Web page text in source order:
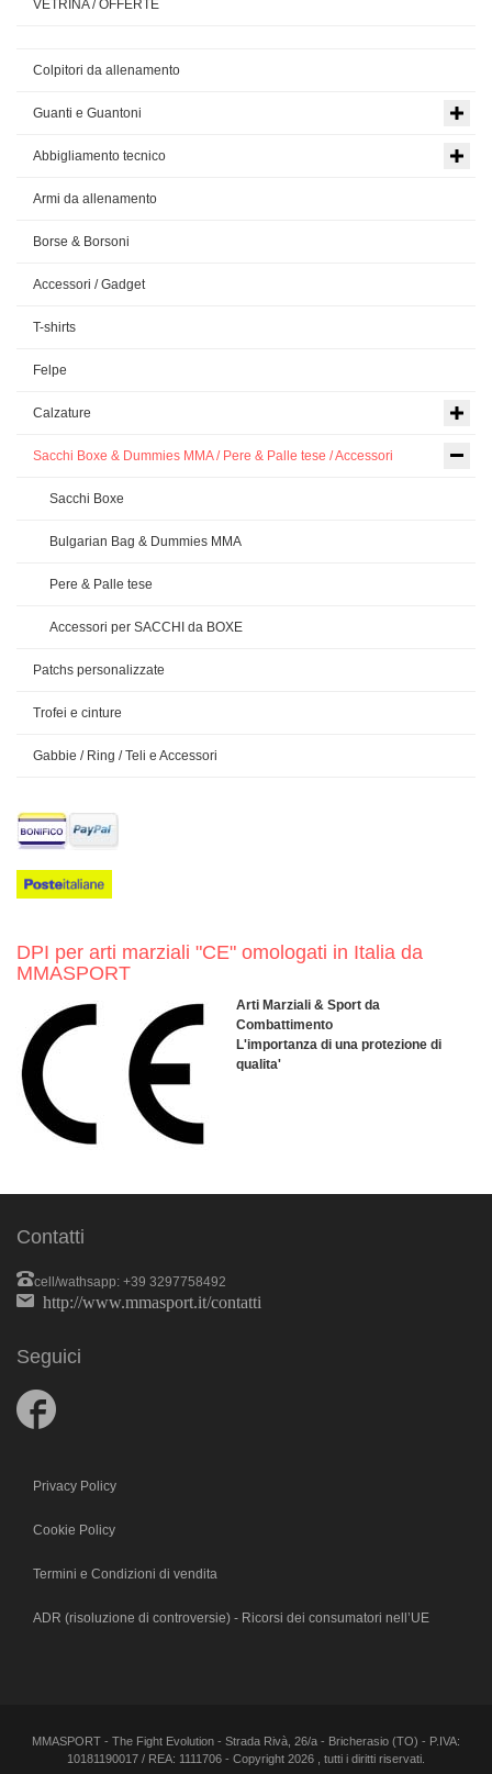
VETRINA / OFFERTE
Colpitori da allenamento
Guanti e Guantoni
Abbigliamento tecnico
Armi da allenamento
Borse & Borsoni
Accessori / Gadget
T-shirts
Felpe
Calzature
Sacchi Boxe & Dummies MMA / Pere & Palle tese / Accessori
Sacchi Boxe
Bulgarian Bag & Dummies MMA
Pere & Palle tese
Accessori per SACCHI da BOXE
Patchs personalizzate
Trofei e cinture
Gabbie / Ring / Teli e Accessori
DPI per arti marziali "CE" omologati in Italia da
MMASPORT
Arti Marziali & Sport da
Combattimento
L'importanza di una protezione di
qualita'
Contatti
cell/wathsapp: +39 3297758492
http://www.mmasport.it/contatti
Seguici
us
Privacy Policy
Cookie Policy
Termini e Condizioni di vendita
ADR (risoluzione di controversie) - Ricorsi dei consumatori nell’UE
MMASPORT - The Fight Evolution - Strada Rivà, 26/a - Bricherasio (TO) - P.IVA:
10181190017 / REA: 1111706 - Copyright 2026 , tutti i diritti riservati.